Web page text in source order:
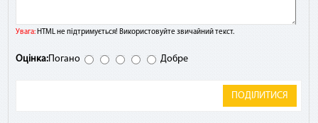
Увага:HTML не підтримується! Використовуйте звичайний текст.
Оцінка:Погано Добре
ПОДІЛИТИСЯ